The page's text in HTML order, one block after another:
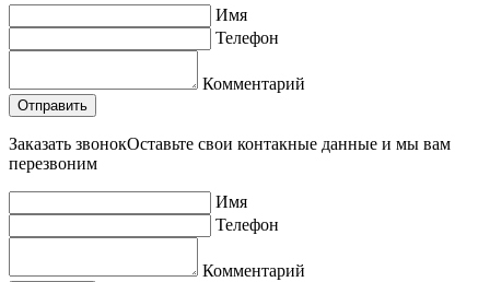
Имя
Телефон
Комментарий
Заказать звонокОставьте свои контакные данные и мы вам
перезвоним
Имя
Телефон
Комментарий